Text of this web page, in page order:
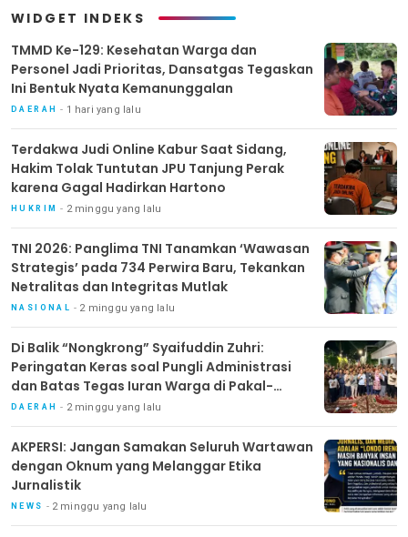
WIDGET INDEKS
TMMD Ke-129: Kesehatan Warga dan
Personel Jadi Prioritas, Dansatgas Tegaskan
Ini Bentuk Nyata Kemanunggalan
DAERAH 1 hari yang lalu
Terdakwa Judi Online Kabur Saat Sidang,
Hakim Tolak Tuntutan JPU Tanjung Perak
karena Gagal Hadirkan Hartono
HUKRIM 2 minggu yang lalu
TNI 2026: Panglima TNI Tanamkan ‘Wawasan
Strategis’ pada 734 Perwira Baru, Tekankan
Netralitas dan Integritas Mutlak
NASIONAL 2 minggu yang lalu
Di Balik “Nongkrong” Syaifuddin Zuhri:
Peringatan Keras soal Pungli Administrasi
dan Batas Tegas Iuran Warga di Pakal-
Benowo
DAERAH 2 minggu yang lalu
AKPERSI: Jangan Samakan Seluruh Wartawan
dengan Oknum yang Melanggar Etika
Jurnalistik
NEWS 2 minggu yang lalu